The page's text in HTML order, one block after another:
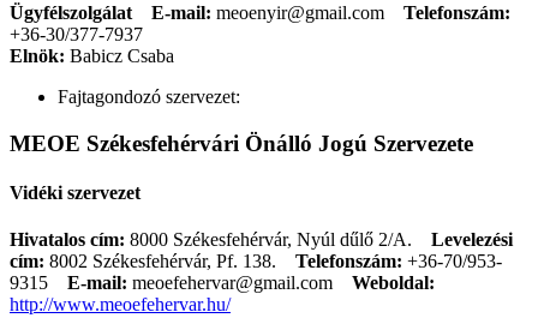
Ügyfélszolgálat
E-mail: meoenyir@gmail.com
Telefonszám:
+36-30/377-7937
Elnök: Babicz Csaba
Fajtagondozó szervezet:
MEOE Székesfehérvári Önálló Jogú Szervezete
Vidéki szervezet
Hivatalos cím: 8000 Székesfehérvár, Nyúl dűlő 2/A. Levelezési
cím: 8002 Székesfehérvár, Pf. 138. Telefonszám: +36-70/953-
9315
E-mail: meoefehervar@gmail.com
Weboldal:
http://www.meoefehervar.hu/